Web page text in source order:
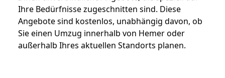
Ihre Bedürfnisse zugeschnitten sind. Diese
Angebote sind kostenlos, unabhängig davon, ob
Sie einen Umzug innerhalb von Hemer oder
außerhalb Ihres aktuellen Standorts planen.